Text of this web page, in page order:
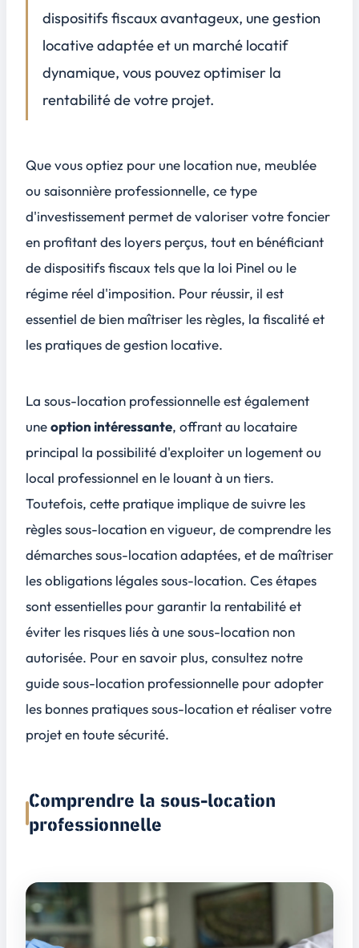
Résolution des conflits éventuels
Conclusion
FAQ
dispositifs fiscaux avantageux, une gestion
locative adaptée et un marché locatif
dynamique, vous pouvez optimiser la
rentabilité de votre projet.
Que vous optiez pour une location nue, meublée
ou saisonnière professionnelle, ce type
d'investissement permet devaloriser votre foncier
en profitant des loyers perçus, tout en bénéficiant
de dispositifs fiscaux tels que la loi Pinel ou le
régime réel d'imposition. Pour réussir, il est
essentiel de bien maîtriser les règles, la fiscalité et
les pratiques de gestion locative.
La sous-location professionnelle est également
uneoption intéressante, offrant au locataire
principal la possibilité d'exploiter un logement ou
local professionnel en le louant à un tiers.
Toutefois, cette pratique implique de suivre les
règles sous-location en vigueur, de comprendre les
démarches sous-location adaptées, et de maîtriser
les obligations légales sous-location. Ces étapes
sont essentielles pour garantir la rentabilité et
éviter les risques liés à une sous-location non
autorisée. Pour en savoir plus, consultez notre
guide sous-location professionnelle pour adopter
les bonnes pratiques sous-location et réaliser votre
projet en toute sécurité.
Comprendre la sous-location
professionnelle